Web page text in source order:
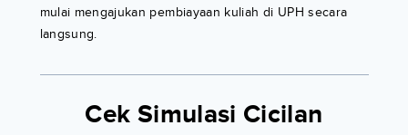
mulai mengajukan pembiayaan kuliah di UPH secara
langsung.
Cek Simulasi Cicilan